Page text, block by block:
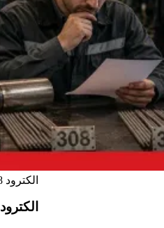
الکترود 308 بهتر است یا 309؟
الکترود 308 بهتر است یا 309؟